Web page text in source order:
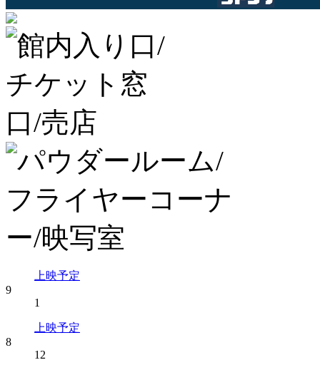
上映予定
9
1
上映予定
8
12